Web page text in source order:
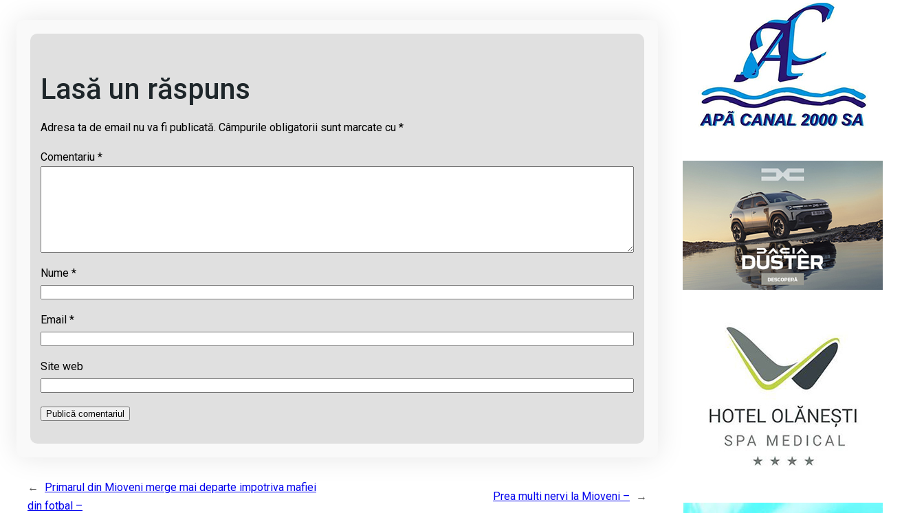
Lasă un răspuns
Adresa ta de email nu va fi publicată. Câmpurile obligatorii sunt marcate cu *
Comentariu *
Nume *
Email *
Site web
←
Primarul din Mioveni merge mai departe impotriva mafiei
din fotbal –
Prea multi nervi la Mioveni – →